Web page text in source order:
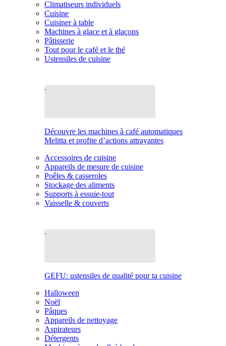
Climatiseurs individuels
Cuisine
Cuisiner à table
Machines à glace et à glaçons
Pâtisserie
Tout pour le café et le thé
Ustensiles de cuisine
Découvre les machines à café automatiques
Melitta et profite d’actions attrayantes
Accessoires de cuisine
Appareils de mesure de cuisine
Poêles & casseroles
Stockage des aliments
Supports à essuie-tout
Vaisselle & couverts
GEFU: ustensiles de qualité pour ta cuisine
Halloween
Noël
Pâques
Appareils de nettoyage
Aspirateurs
Détergents